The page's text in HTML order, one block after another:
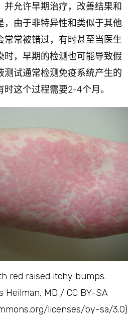
并允许早期治疗，改善结果和
，由于非特异性和类似于其他
常常被错过，有时甚至当医生
时，早期的检测也可能导致假
测试通常检测免疫系统产生的
这个过程需要2-4个月。
red raised itchy bumps.
Heilman, MD / CC BY-SA
licenses/by-sa/3.0)